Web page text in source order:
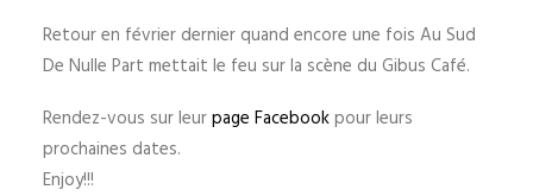
Retour en février dernier quand encore une fois Au Sud
De Nulle Part mettait le feu sur la scène du Gibus Café.
Rendez-vous sur leurpage Facebookpour leurs
prochaines dates.
Enjoy!!!